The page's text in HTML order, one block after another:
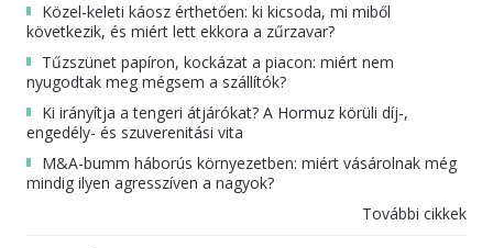
Közel-keleti káosz érthetően: ki kicsoda, mi miből
következik, és miért lett ekkora a zűrzavar?
Tűzszünet papíron, kockázat a piacon: miért nem
nyugodtak meg mégsem a szállítók?
Ki irányítja a tengeri átjárókat? A Hormuz körüli díj-,
engedély- és szuverenitási vita
M&A-bumm háborús környezetben: miért vásárolnak még
mindig ilyen agresszíven a nagyok?
További cikkek